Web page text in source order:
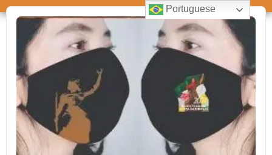
Portuguese